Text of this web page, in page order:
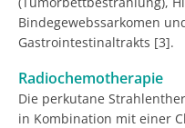
Bindegewebssarkomen
Gastrointestinaltrakts [3].
Radiochemotherapie
Die perkutane
in Kombination mit einer